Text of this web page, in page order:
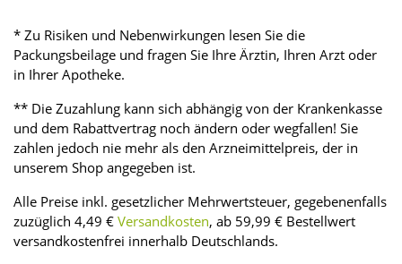
* Zu Risiken und Nebenwirkungen lesen Sie die
Packungsbeilage und fragen Sie Ihre Ärztin, Ihren Arzt oder
in Ihrer Apotheke.
** Die Zuzahlung kann sich abhängig von der Krankenkasse
und dem Rabattvertrag noch ändern oder wegfallen! Sie
zahlen jedoch nie mehr als den Arzneimittelpreis, der in
unserem Shop angegeben ist.
Alle Preise inkl. gesetzlicher Mehrwertsteuer, gegebenenfalls
zuzüglich 4,49 € Versandkosten, ab 59,99 € Bestellwert
versandkostenfrei innerhalb Deutschlands.